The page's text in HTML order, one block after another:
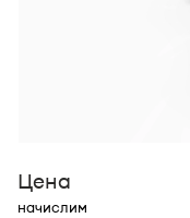
Цена
начислим